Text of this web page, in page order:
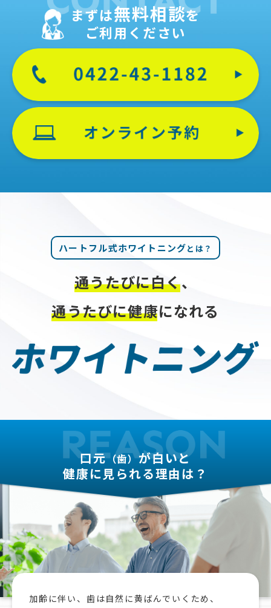
まずは無料相談を
ご利用ください
ハートフル式ホワイトニングとは？
通うたびに白く、
通うたびに健康になれる
口元（歯）が白いと
健康に見られる理由は？
加齢に伴い、歯は自然に黄ばんでいくため、